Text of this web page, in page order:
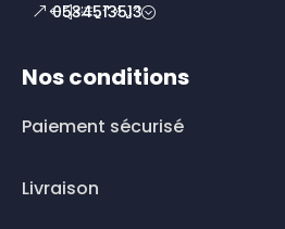
0534513513
Nos conditions
Paiement sécurisé
Livraison